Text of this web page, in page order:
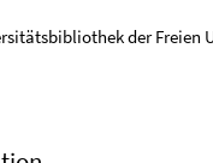
der Freien